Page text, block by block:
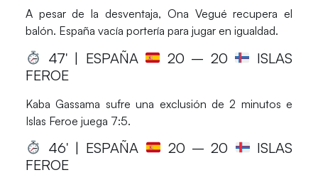
A pesar de la desventaja, Ona Vegué recupera el
balón. España vacía portería para jugar en igualdad.
47′ | ESPAÑA 20 – 20
ISLAS
FEROE
Kaba Gassama sufre una exclusión de 2 minutos e
Islas Feroe juega 7:5.
46′ | ESPAÑA 20 – 20
ISLAS
FEROE